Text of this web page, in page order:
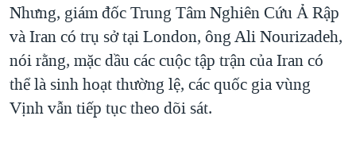
Nhưng, giám đốc Trung Tâm Nghiên Cứu Ả Rập
và Iran có trụ sở tại London, ông Ali Nourizadeh,
nói rằng, mặc dầu các cuộc tập trận của Iran có
thể là sinh hoạt thường lệ, các quốc gia vùng
Vịnh vẫn tiếp tục theo dõi sát.